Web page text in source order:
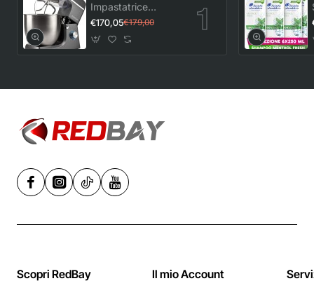
Impastatrice
Planetaria con
Tirapasta Pastaio
10&Lode G20113,
Grigio
€170,05€179,00
Scopri RedBay Il mio Account